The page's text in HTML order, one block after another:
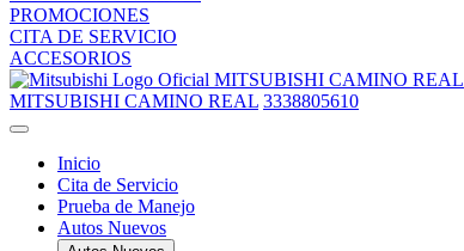
PROMOCIONES
CITA DE SERVICIO
ACCESORIOS
MITSUBISHI CAMINO REAL
MITSUBISHI CAMINO REAL 3338805610
Inicio
Cita de Servicio
Prueba de Manejo
Autos Nuevos